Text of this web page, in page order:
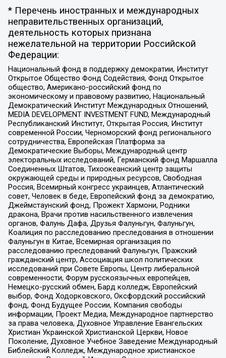
* Перечень иностранных и международных
неправительственных организаций,
деятельность которых признана
нежелательной на территории Российской
Федерации:
Национальный фонд в поддержку демократии, Институт
Открытое Общество Фонд Содействия, Фонд Открытое
общество, Американо-российский фонд по
экономическому и правовому развитию, Национальный
Демократический Институт Международных Отношений,
MEDIA DEVELOPMENT INVESTMENT FUND, Международный
Республиканский Институт, Открытая Россия, Институт
современной России, Черноморский фонд регионального
сотрудничества, Европейская Платформа за
Демократические Выборы, Международный центр
электоральных исследований, Германский фонд Маршалла
Соединенных Штатов, Тихоокеанский центр защиты
окружающей среды и природных ресурсов, Свободная
Россия, Всемирный конгресс украинцев, Атлантический
совет, Человек в беде, Европейский фонд за демократию,
Джеймстаунский фонд, Прожект Хармони, Родники
дракона, Врачи против насильственного извлечения
органов, Фалунь Дафа, Друзья Фалуньгун, Фалуньгун,
Коалиция по расследованию преследования в отношении
Фалуньгун в Китае, Всемирная организация по
расследованию преследований Фалуньгун, Пражский
гражданский центр, Ассоциация школ политических
исследований при Совете Европы, Центр либеральной
современности, Форум русскоязычных европейцев,
Немецко-русский обмен, Бард колледж, Европейский
выбор, Фонд Ходорковского, Оксфордский российский
фонд, Фонд Будущее России, Компания свободы
информации, Проект Медиа, Международное партнерство
за права человека, Духовное Управление Евангельских
Христиан Украинской Христианской Церкви, Новое
Поколение, Духовное Учебное Заведение Международный
Библейский Колледж, Международное христианское